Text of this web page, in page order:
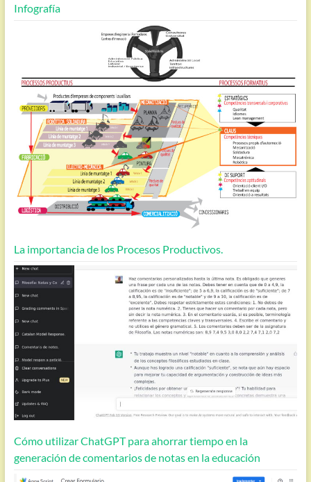
Infografía
La importancia de los Procesos Productivos.
Cómo utilizar ChatGPT para ahorrar tiempo en la
generación de comentarios de notas en la educación